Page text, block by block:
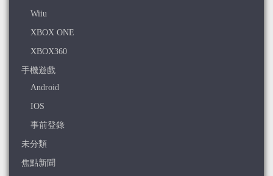
Wiiu
XBOX ONE
XBOX360
手機遊戲
Android
IOS
事前登錄
未分類
焦點新聞